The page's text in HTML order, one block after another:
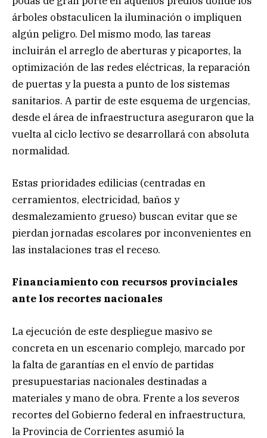
árboles obstaculicen la iluminación o impliquen
algún peligro. Del mismo modo, las tareas
incluirán el arreglo de aberturas y picaportes, la
optimización de las redes eléctricas, la reparación
de puertas y la puesta a punto de los sistemas
sanitarios. A partir de este esquema de urgencias,
desde el área de infraestructura aseguraron que la
vuelta al ciclo lectivo se desarrollará con absoluta
normalidad.
Estas prioridades edilicias (centradas en
cerramientos, electricidad, baños y
desmalezamiento grueso) buscan evitar que se
pierdan jornadas escolares por inconvenientes en
las instalaciones tras el receso.
Financiamiento con recursos provinciales
ante los recortes nacionales
La ejecución de este despliegue masivo se
concreta en un escenario complejo, marcado por
la falta de garantías en el envío de partidas
presupuestarias nacionales destinadas a
materiales y mano de obra. Frente a los severos
recortes del Gobierno federal en infraestructura,
la Provincia de Corrientes asumió la